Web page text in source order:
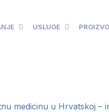
USLUGE
medicinu u Hrvatskoj